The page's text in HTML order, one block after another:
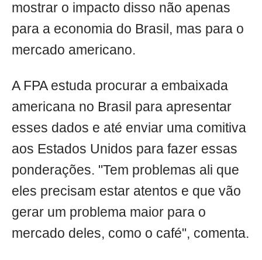
mostrar o impacto disso não apenas
para a economia do Brasil, mas para o
mercado americano.
A FPA estuda procurar a embaixada
americana no Brasil para apresentar
esses dados e até enviar uma comitiva
aos Estados Unidos para fazer essas
ponderações. "Tem problemas ali que
eles precisam estar atentos e que vão
gerar um problema maior para o
mercado deles, como o café", comenta.